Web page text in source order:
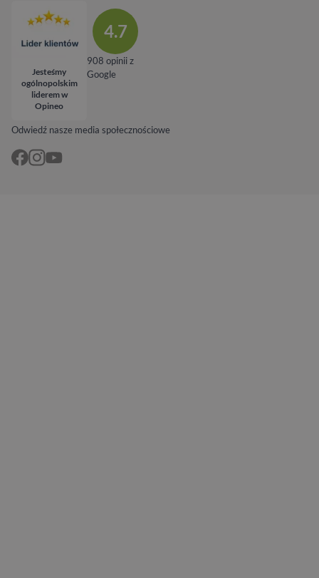
Odwiedź nasze media społecznościowe
Jesteśmy
ogólnopolskim
liderem w
Opineo
4.7
908 opinii z
Google